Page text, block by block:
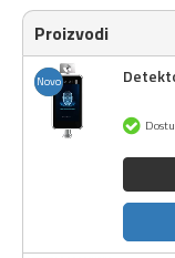
Proizvodi
Novo